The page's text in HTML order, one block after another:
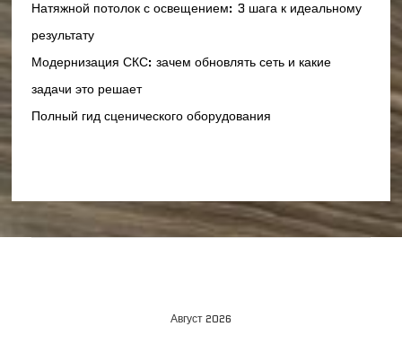
Натяжной потолок с освещением: 3 шага к идеальному
результату
Модернизация СКС: зачем обновлять сеть и какие
задачи это решает
Полный гид сценического оборудования
Август 2026